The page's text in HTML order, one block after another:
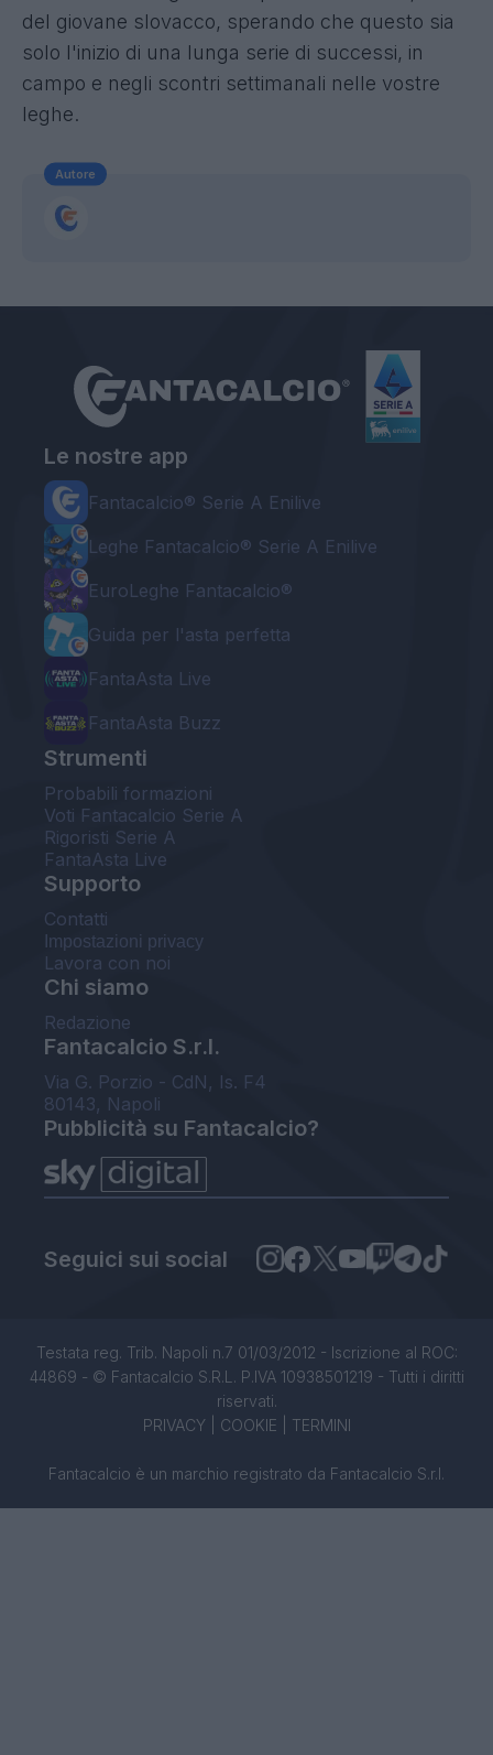
del giovane slovacco, sperando che questo sia
solo l'inizio di una lunga serie di successi, in
campo e negli scontri settimanali nelle vostre
leghe.
Autore
Le nostre app
Fantacalcio® Serie A Enilive
Leghe Fantacalcio® Serie A Enilive
EuroLeghe Fantacalcio®
Guida per l'asta perfetta
FantaAsta Live
FantaAsta Buzz
Strumenti
Probabili formazioni
Voti Fantacalcio Serie A
Rigoristi Serie A
FantaAsta Live
Supporto
Contatti
Impostazioni privacy
Lavora con noi
Chi siamo
Redazione
Fantacalcio S.r.l.
Via G. Porzio - CdN, Is. F4
80143, Napoli
Pubblicità su Fantacalcio?
Seguici sui social
Testata reg. Trib. Napoli n.7 01/03/2012 - Iscrizione al ROC:
44869 - © Fantacalcio S.R.L. P.IVA 10938501219 - Tutti i diritti
riservati.
PRIVACY| COOKIE TERMINI
Fantacalcio è un marchio registrato da Fantacalcio S.r.l.